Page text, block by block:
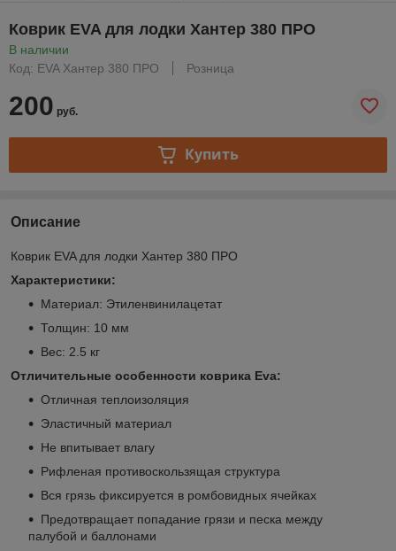
Коврик EVA для лодки Хантер 380 ПРО
В наличии
Код: EVA Хантер 380 ПРО
Розница
200 руб.
Купить
Описание
Коврик EVA для лодки Хантер 380 ПРО
Характеристики:
Материал: Этиленвинилацетат
Толщин: 10 мм
Вес: 2.5 кг
Отличительные особенности коврика Eva:
Отличная теплоизоляция
Эластичный материал
Не впитывает влагу
Рифленая противоскользящая структура
Вся грязь фиксируется в ромбовидных ячейках
Предотвращает попадание грязи и песка между
палубой и баллонами